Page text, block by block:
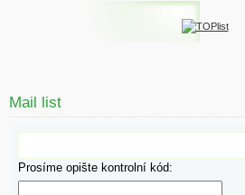
Mail list
Prosíme opište kontrolní kód: